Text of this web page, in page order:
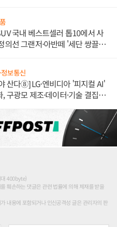
국내 베스트셀러 톱10에서 사
의선 그랜저·아반떼 '세단 쌍끌
정보통신
산다⑧] LG·엔비디아 '피지컬 AI'
구광모 제조·데이터·기술 결집
400byte)
훼손하는 댓글은 관련 법률에 의해 제재를 받을
내용에 포함되거나 인신공격성 글은 관리자의 판